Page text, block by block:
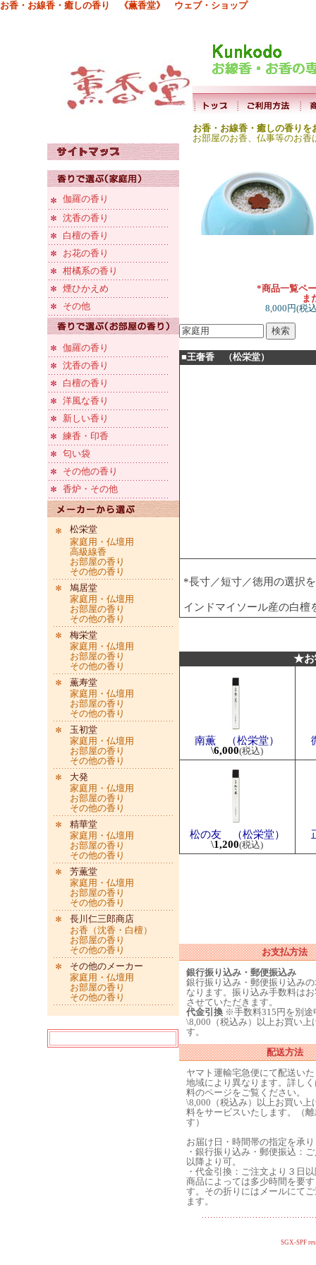
お香・お線香・癒しの香り 《薫香堂》 ウェブ・ショップ
お香・お線香・癒しの香り
お部屋のお香、仏事等のお
伽羅の香り
沈香の香り
白檀の香り
お花の香り
柑橘系の香り
煙ひかえめ
その他
伽羅の香り
沈香の香り
白檀の香り
洋風な香り
新しい香り
練香・印香
匂い袋
その他の香り
香炉・その他
松栄堂
家庭用・仏壇用
高級線香
お部屋の香り
その他の香り
鳩居堂
家庭用・仏壇用
お部屋の香り
その他の香り
梅栄堂
家庭用・仏壇用
お部屋の香り
その他の香り
薫寿堂
家庭用・仏壇用
お部屋の香り
その他の香り
玉初堂
家庭用・仏壇用
お部屋の香り
その他の香り
大発
家庭用・仏壇用
お部屋の香り
その他の香り
精華堂
家庭用・仏壇用
お部屋の香り
その他の香り
芳薫堂
家庭用・仏壇用
お部屋の香り
その他の香り
長川仁三郎商店
お香（沈香・白檀）
お部屋の香り
その他の香り
その他のメーカー
家庭用・仏壇用
お部屋の香り
その他の香り
*商品一覧ペ
ま
8,000円(税
■王奢香 （松栄堂）
*長寸／短寸／徳用の選択
インドマイソール産の白檀
★お
南薫 （松栄堂）
\6,000(税込)
松の友 （松栄堂）
\1,200(税込)
お支払方法
銀行振り込み・郵便振込み
銀行振り込み・郵便振り込み
なります。振り込み手数料は
させていただきます。
代金引換※手数料315円を別途
\8,000（税込み）以上お買い上
す。
配送方法
ヤマト運輸宅急便にて配送い
地域により異なります。詳し
料のページをご覧ください。
\8,000（税込み）以上お買い上
料をサービスいたします。（
す）
お届け日・時間帯の指定を承
・銀行振り込み・郵便振込：
以降より可。
・代金引換：ご注文より３日
商品によっては多少時間を要
す。その折りにはメールにて
ます。
SGX-SPF